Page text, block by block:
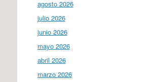
agosto 2026
julio 2026
junio 2026
mayo 2026
abril 2026
marzo 2026